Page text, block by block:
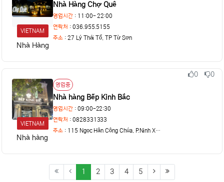
VIETNAM
Nhà Hàng Chợ Quê
Nhà Hàng Chợ Quê
영업시간 : 11:00- 22:00
연락처 : 036.955.5155
주소 : 27 Lý Thái Tổ, TP Từ Sơn
상태
VIETNAM
Nhà hàng Bếp Kinh Bắc
영업중
Nhà hàng Bếp Kinh Bắc
영업시간 : 09:00-22:30
연락처 : 0828331333
주소 : 115 Ngọc Hân Công Chúa, P.Ninh Xá, Bắc Ninh
추천
0
비추천
0
1 (current)
2 3 4 5 (next)(last)